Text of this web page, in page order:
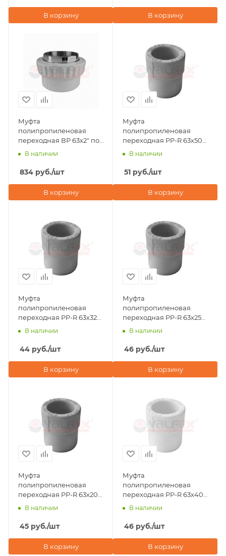
В корзину В корзину
Муфта
полипропиленовая
переходная ВР 63х2" под
ключ Valfex, серая
В наличии
834 руб./шт
В корзину
Муфта
полипропиленовая
переходная PP-R 63х50
ВР-НР Valfex, серая
В наличии
51 руб./шт
В корзину
Муфта
полипропиленовая
переходная PP-R 63х32
ВР-НР Valfex, серая
В наличии
44 руб./шт
В корзину
Муфта
полипропиленовая
переходная PP-R 63х25
ВР-НР Valfex, серая
В наличии
46 руб./шт
В корзину
Муфта
полипропиленовая
переходная PP-R 63х20
ВР-НР Valfex, серая
В наличии
45 руб./шт
В корзину
Муфта
полипропиленовая
переходная PP-R 63х40
ВР-НР Valfex, белая
В наличии
46 руб./шт
В корзину